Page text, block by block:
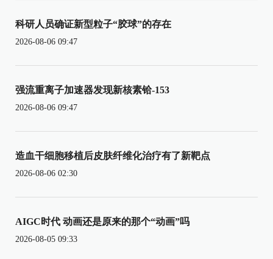
科研人员确证新型粒子“胶球”的存在
2026-08-06 09:47
强流重离子加速器发现新核素铪-153
2026-08-06 09:47
造血干细胞移植后皮肤纤维化治疗有了新靶点
2026-08-06 02:30
AIGC时代 动画还是原来的那个“动画”吗
2026-08-05 09:33